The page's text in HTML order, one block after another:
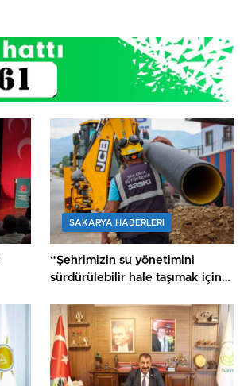
SAKARYA HABERLERI
“Şehrimizin su yönetimini
sürdürülebilir hale taşımak için